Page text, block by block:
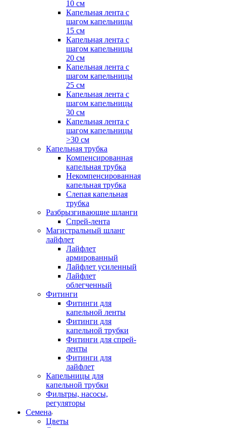
10 см
Капельная лента с
шагом капельницы
15 см
Капельная лента с
шагом капельницы
20 см
Капельная лента с
шагом капельницы
25 см
Капельная лента с
шагом капельницы
30 см
Капельная лента с
шагом капельницы
>30 см
Капельная трубка
Компенсированная
капельная трубка
Некомпенсированная
капельная трубка
Слепая капельная
трубка
Разбрызгивающие шланги
Спрей-лента
Магистральный шланг
лайфлет
Лайфлет
армированный
Лайфлет усиленный
Лайфлет
облегченный
Фитинги
Фитинги для
капельной ленты
Фитинги для
капельной трубки
Фитинги для спрей-
ленты
Фитинги для
лайфлет
Капельницы для
капельной трубки
Фильтры, насосы,
регуляторы
Семена
Цветы